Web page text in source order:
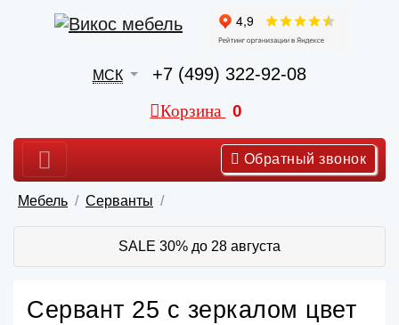
МСК +7 (499) 322-92-08
Корзина 0
Обратный звонок
Мебель Серванты
SALE 30% до 28 августа
Сервант 25 с зеркалом цвет